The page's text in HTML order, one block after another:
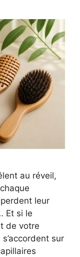
au réveil,
leur
Et si le
de votre
sur